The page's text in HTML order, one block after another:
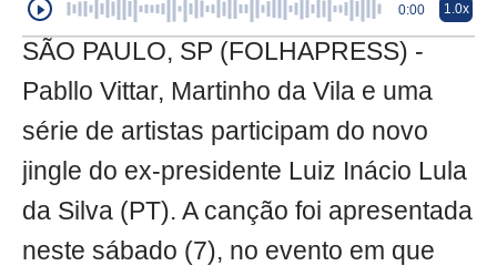
0:00 1.0x
SÃO PAULO, SP (FOLHAPRESS) -
Pabllo Vittar, Martinho da Vila e uma
série de artistas participam do novo
jingle do ex-presidente Luiz Inácio Lula
da Silva (PT). A canção foi apresentada
neste sábado (7), no evento em que